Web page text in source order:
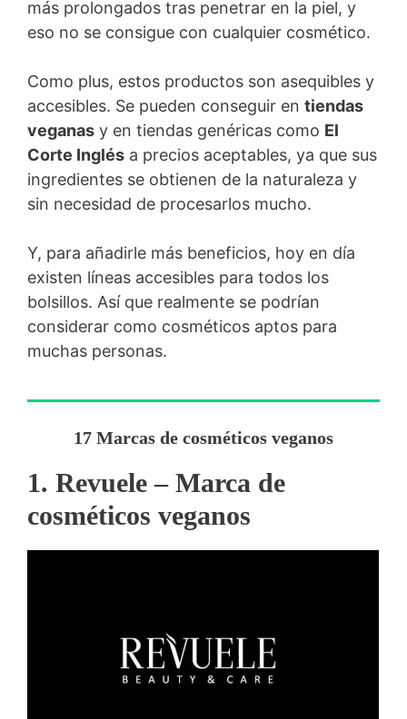
más prolongados tras penetrar en la piel, y
eso no se consigue con cualquier cosmético.
Como plus, estos productos son asequibles y
accesibles. Se pueden conseguir en tiendas
veganas y en tiendas genéricas como El
Corte Inglés a precios aceptables, ya que sus
ingredientes se obtienen de la naturaleza y
sin necesidad de procesarlos mucho.
Y, para añadirle más beneficios, hoy en día
existen líneas accesibles para todos los
bolsillos. Así que realmente se podrían
considerar como cosméticos aptos para
muchas personas.
17 Marcas de cosméticos veganos
1. Revuele – Marca de
cosméticos veganos